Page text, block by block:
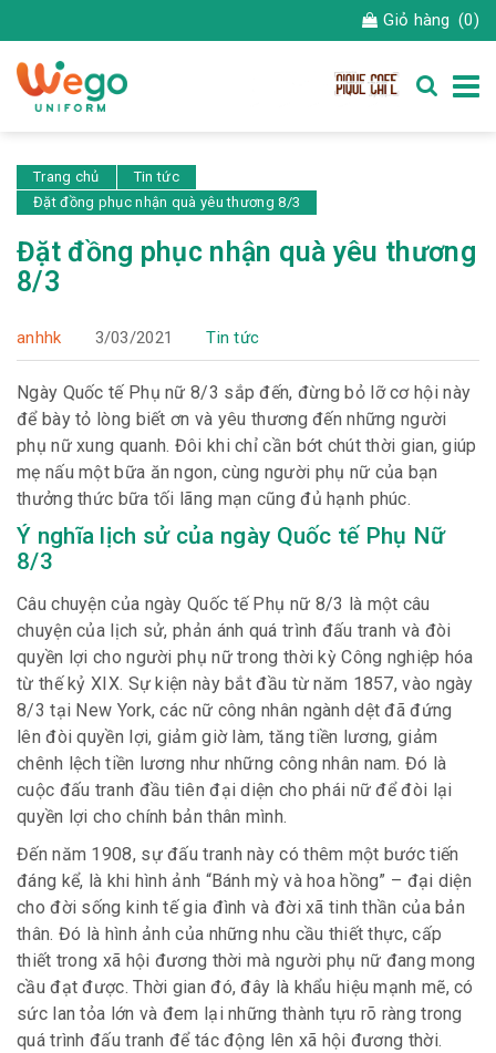
Giỏ hàng (0)
Trang chủ
Tin tức
Đặt đồng phục nhận quà yêu thương 8/3
Đặt đồng phục nhận quà yêu thương
8/3
anhhk 3/03/2021 Tin tức
Ngày Quốc tế Phụ nữ 8/3 sắp đến, đừng bỏ lỡ cơ hội này
để bày tỏ lòng biết ơn và yêu thương đến những người
phụ nữ xung quanh. Đôi khi chỉ cần bớt chút thời gian, giúp
mẹ nấu một bữa ăn ngon, cùng người phụ nữ của bạn
thưởng thức bữa tối lãng mạn cũng đủ hạnh phúc.
Ý nghĩa lịch sử của ngày Quốc tế Phụ Nữ
8/3
Câu chuyện của ngày Quốc tế Phụ nữ 8/3 là một câu
chuyện của lịch sử, phản ánh quá trình đấu tranh và đòi
quyền lợi cho người phụ nữ trong thời kỳ Công nghiệp hóa
từ thế kỷ XIX. Sự kiện này bắt đầu từ năm 1857, vào ngày
8/3 tại New York, các nữ công nhân ngành dệt đã đứng
lên đòi quyền lợi, giảm giờ làm, tăng tiền lương, giảm
chênh lệch tiền lương như những công nhân nam. Đó là
cuộc đấu tranh đầu tiên đại diện cho phái nữ để đòi lại
quyền lợi cho chính bản thân mình.
Đến năm 1908, sự đấu tranh này có thêm một bước tiến
đáng kể, là khi hình ảnh “Bánh mỳ và hoa hồng” – đại diện
cho đời sống kinh tế gia đình và đời xã tinh thần của bản
thân. Đó là hình ảnh của những nhu cầu thiết thực, cấp
thiết trong xã hội đương thời mà người phụ nữ đang mong
cầu đạt được. Thời gian đó, đây là khẩu hiệu mạnh mẽ, có
sức lan tỏa lớn và đem lại những thành tựu rõ ràng trong
quá trình đấu tranh để tác động lên xã hội đương thời.